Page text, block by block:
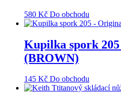
580 Kč Do obchodu
Kupilka spork
(BROWN)
145 Kč Do obchodu